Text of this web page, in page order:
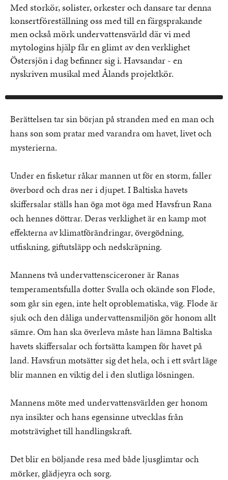
Med storkör, solister, orkester och dansare tar denna
konsertföreställning oss med till en färgsprakande
men också mörk undervattensvärld där vi med
mytologins hjälp får en glimt av den verklighet
Östersjön i dag befinner sig i. Havsandar - en
nyskriven musikal med Ålands projektkör.
Berättelsen tar sin början på stranden med en man och
hans son som pratar med varandra om havet, livet och
mysterierna.
Under en fisketur råkar mannen ut för en storm, faller
överbord och dras ner i djupet. I Baltiska havets
skiffersalar ställs han öga mot öga med Havsfrun Rana
och hennes döttrar. Deras verklighet är en kamp mot
effekterna av klimatförändringar, övergödning,
utfiskning, giftutsläpp och nedskräpning.
Mannens två undervattensciceroner är Ranas
temperamentsfulla dotter Svalla och okände son Flode,
som går sin egen, inte helt oproblematiska, väg. Flode är
sjuk och den dåliga undervattensmiljön gör honom allt
sämre. Om han ska överleva måste han lämna Baltiska
havets skiffersalar och fortsätta kampen för havet på
land. Havsfrun motsätter sig det hela, och i ett svårt läge
blir mannen en viktig del i den slutliga lösningen.
Mannens möte med undervattensvärlden ger honom
nya insikter och hans egensinne utvecklas från
motsträvighet till handlingskraft.
Det blir en böljande resa med både ljusglimtar och
mörker, glädjeyra och sorg.